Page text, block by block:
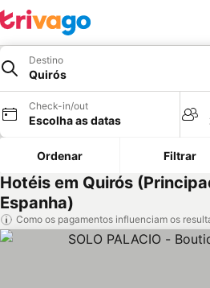
Destino
Quirós
Check-in/out
Escolha as datas
Ordenar Filtrar
Hotéis em Quirós
Espanha)
Como os pagamentos influenciam os